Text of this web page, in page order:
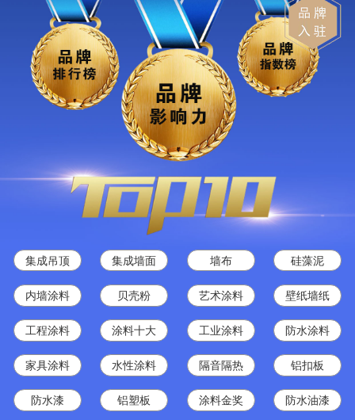
集成吊顶 集成墙面 墙布 硅藻泥
内墙涂料 贝壳粉 艺术涂料 壁纸墙纸
工程涂料 涂料十大 工业涂料 防水涂料
家具涂料 水性涂料 隔音隔热 铝扣板
防水漆 铝塑板 涂料金奖 防水油漆